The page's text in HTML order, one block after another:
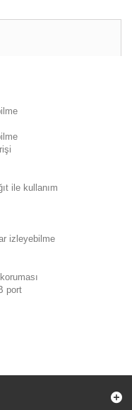
ile kullanım
izleyebilme
port